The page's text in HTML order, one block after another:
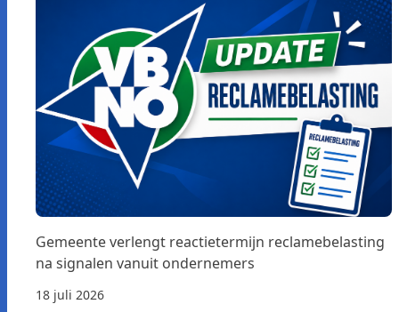
Gemeente verlengt reactietermijn reclamebelasting
na signalen vanuit ondernemers
18 juli 2026